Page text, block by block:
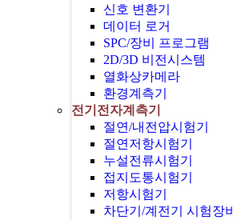
신호 변환기
데이터 로거
SPC/장비 프로그램
2D/3D 비전시스템
열화상카메라
환경계측기
전기전자계측기
절연/내전압시험기
절연저항시험기
누설전류시험기
접지도통시험기
저항시험기
차단기/계전기 시험장비